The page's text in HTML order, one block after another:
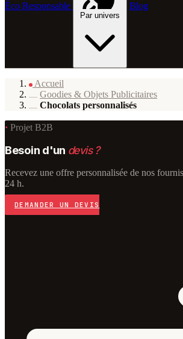
Éco Responsable
Par univers
Blog
Accueil
Goodies & Objets Publicitaires
Chocolats personnalisés
· Projet B2B
Besoin d'un devis ?
Recevez une offre personnalisée de nos
24 h.
DEMANDER UN DEVIS